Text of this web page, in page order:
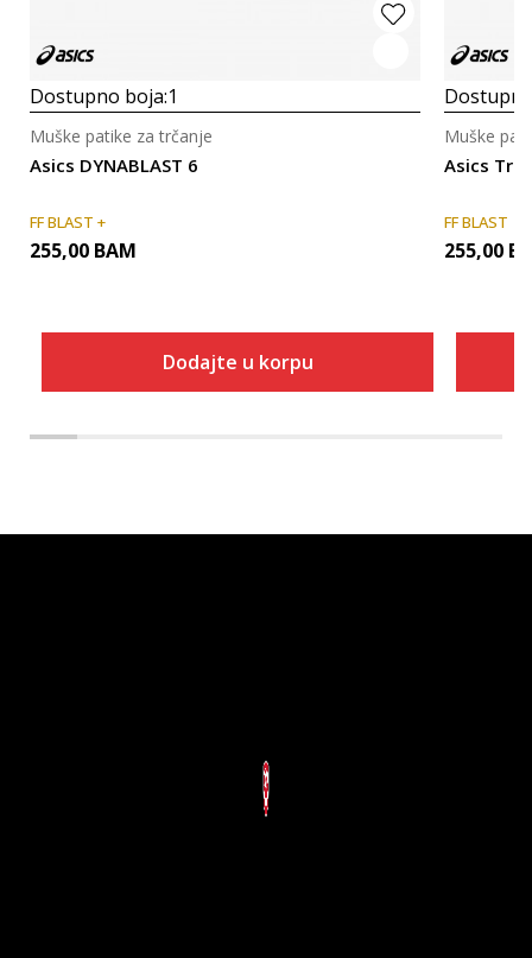
Dostupno boja:1
Asics DYNABLAST 6
Muške patike za trčanje
FF BLAST +
255,00 BAM
Dodajte u korpu
Asics
Muške
FF BLAST
255,00